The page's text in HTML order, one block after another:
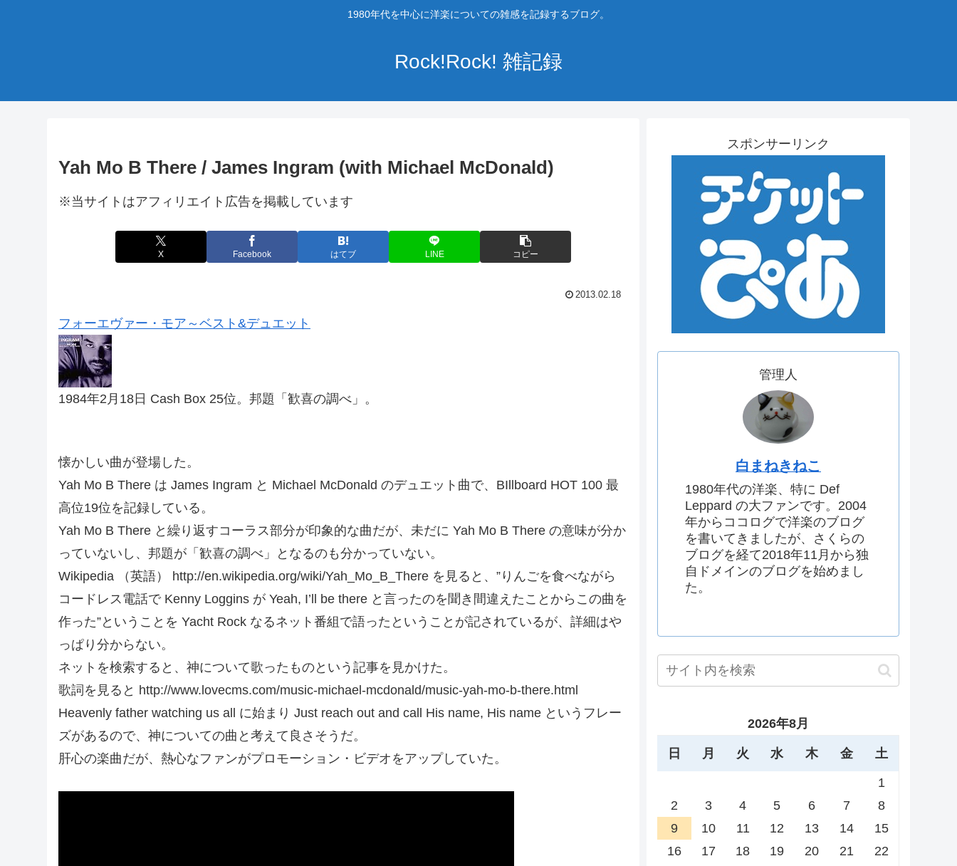
1980年代を中心に洋楽についての雑感を記録するブログ。
Rock!Rock! 雑記録
Yah Mo B There / James Ingram (with Michael McDonald)
※当サイトはアフィリエイト広告を掲載しています
X Facebook はてブ LINE コピー
2013.02.18
フォーエヴァー・モア～ベスト&デュエット
1984年2月18日 Cash Box 25位。邦題「歓喜の調べ」。
懐かしい曲が登場した。
Yah Mo B There は James Ingram と Michael McDonald のデュエット曲で、BIllboard HOT 100 最
高位19位を記録している。
Yah Mo B There と繰り返すコーラス部分が印象的な曲だが、未だに Yah Mo B There の意味が分か
っていないし、邦題が「歓喜の調べ」となるのも分かっていない。
Wikipedia （英語） http://en.wikipedia.org/wiki/Yah_Mo_B_There を見ると、”りんごを食べながら
コードレス電話で Kenny Loggins が Yeah, I’ll be there と言ったのを聞き間違えたことからこの曲を
作った”ということを Yacht Rock なるネット番組で語ったということが記されているが、詳細はや
っぱり分からない。
ネットを検索すると、神について歌ったものという記事を見かけた。
歌詞を見ると http://www.lovecms.com/music-michael-mcdonald/music-yah-mo-b-there.html
Heavenly father watching us all に始まり Just reach out and call His name, His name というフレー
ズがあるので、神についての曲と考えて良さそうだ。
肝心の楽曲だが、熱心なファンがプロモーション・ビデオをアップしていた。
スポンサーリンク
管理人
白まねきねこ
1980年代の洋楽、特に Def
Leppard の大ファンです。2004
年からココログで洋楽のブログ
を書いてきましたが、さくらの
ブログを経て2018年11月から独
自ドメインのブログを始めまし
た。
2026年8月
日 月 火 水 木 金 土
1
2
3 4 5 6 7
8
9
10 11 12 13 14
15
16
17 18 19 20 21
22